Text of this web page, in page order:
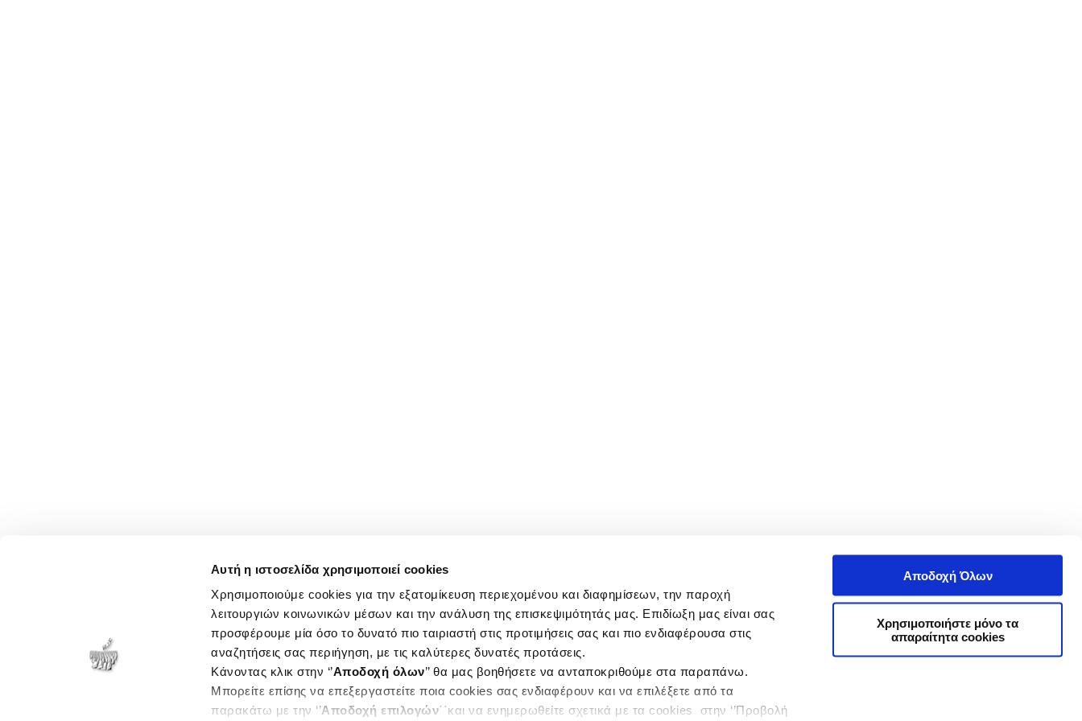
Αυτή η ιστοσελίδα χρησιμοποιεί cookies
Χρησιμοποιούμε cookies για την εξατομίκευση περιεχομένου και διαφημίσεων, την παροχή
λειτουργιών κοινωνικών μέσων και την ανάλυση της επισκεψιμότητάς μας. Επιδίωξη μας είναι σας
προσφέρουμε μία όσο το δυνατό πιο ταιριαστή στις προτιμήσεις σας και πιο ενδιαφέρουσα στις
αναζητήσεις σας περιήγηση, με τις καλύτερες δυνατές προτάσεις.
Κάνοντας κλικ στην ‘’Αποδοχή όλων’’ θα μας βοηθήσετε να ανταποκριθούμε στα παραπάνω.
Μπορείτε επίσης να επεξεργαστείτε ποια cookies σας ενδιαφέρουν και να επιλέξετε από τα
παρακάτω με την ‘’Αποδοχή επιλογών΄΄και να ενημερωθείτε σχετικά με τα cookies στην ‘’Προβολή
Αποδοχή Όλων
Χρησιμοποιήστε μόνο τα
απαραίτητα cookies